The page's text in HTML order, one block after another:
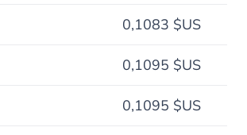
0,1083 $US
0,1095 $US
0,1095 $US